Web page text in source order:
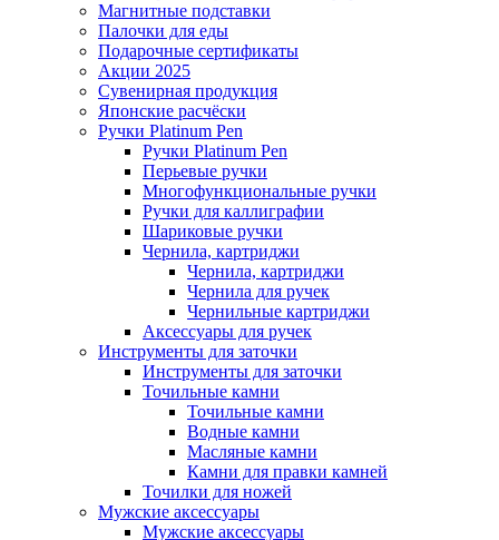
Магнитные подставки
Палочки для еды
Подарочные сертификаты
Акции 2025
Сувенирная продукция
Японские расчёски
Ручки Platinum Pen
Ручки Platinum Pen
Перьевые ручки
Многофункциональные ручки
Ручки для каллиграфии
Шариковые ручки
Чернила, картриджи
Чернила, картриджи
Чернила для ручек
Чернильные картриджи
Аксессуары для ручек
Инструменты для заточки
Инструменты для заточки
Точильные камни
Точильные камни
Водные камни
Масляные камни
Камни для правки камней
Точилки для ножей
Мужские аксессуары
Мужские аксессуары